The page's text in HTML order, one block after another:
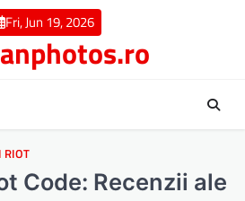
Fri, Jun 19, 2026
RIOT
Code: Recenzii ale